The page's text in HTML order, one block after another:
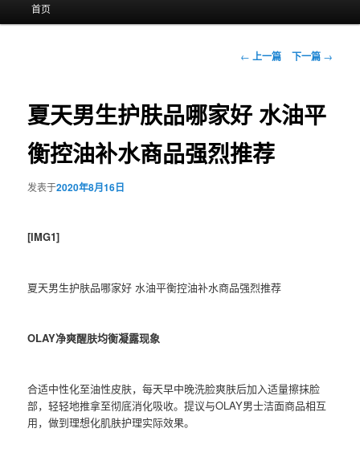
首页
文
航
← 上一篇 下一篇 →
夏天男生护肤品哪家好 水油平
衡控油补水商品强烈推荐
发表于2020年8月16日
[IMG1]
夏天男生护肤品哪家好 水油平衡控油补水商品强烈推荐
OLAY净爽醒肤均衡凝露现象
合适中性化至油性皮肤，每天早中晚洗脸爽肤后加入适量擦抹脸
部，轻轻地推拿至彻底消化吸收。提议与OLAY男士洁面商品相互
用，做到理想化肌肤护理实际效果。